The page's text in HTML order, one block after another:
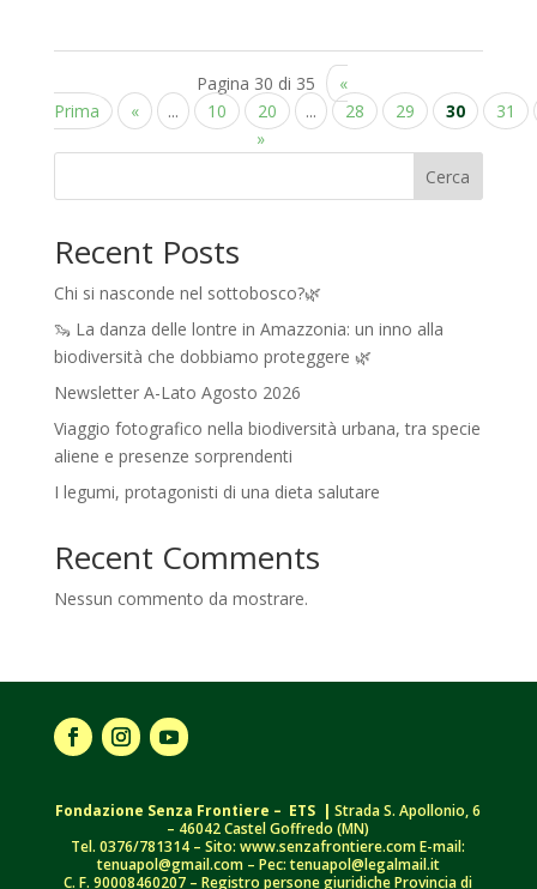
Pagina 30 di 35
«
Prima
« ... 10 20 ... 28 29 30
31
»
Cerca
Recent Posts
Chi si nasconde nel sottobosco?🌿
🦦 La danza delle lontre in Amazzonia: un inno alla
biodiversità che dobbiamo proteggere 🌿
Newsletter A-Lato Agosto 2026
Viaggio fotografico nella biodiversità urbana, tra specie
aliene e presenze sorprendenti
I legumi, protagonisti di una dieta salutare
Recent Comments
Nessun commento da mostrare.
Fondazione Senza Frontiere – ETS |Strada S. Apollonio, 6
– 46042 Castel Goffredo (MN)
Tel.0376/781314 – Sito: www.senzafrontiere.com E-mail:
tenuapol@gmail.com– Pec:tenuapol@legalmail.it
C. F.90008460207 – Registro persone giuridiche Provincia di